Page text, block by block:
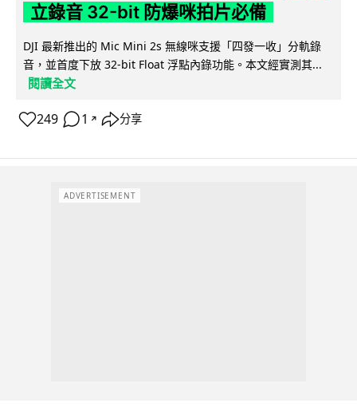
立錄音 32-bit 防爆咪拍片必備
DJI 最新推出的 Mic Mini 2s 無線咪支援「四發一收」分軌錄
音，並首度下放 32-bit Float 浮點內錄功能。本文經實測其...
閱讀全文
249 1 ↗ 分享
ADVERTISEMENT